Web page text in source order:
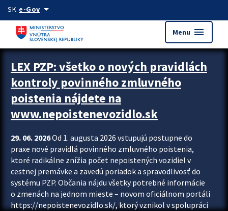
Preskocit na hlavný obsah
SK e-Govarrow_drop_down
Menu menu
Zastavit automatický posun upútavok
LEX PZP: všetko o nových pravidlách
kontroly povinného zmluvného
poistenia nájdete na
www.nepoistenevozidlo.sk
29. 06. 2026Od 1. augusta 2026 vstupujú postupne do
praxe nové pravidlá povinného zmluvného poistenia,
ktoré radikálne znížia počet nepoistených vozidiel v
cestnej premávke a zavedú poriadok a spravodlivosť do
systému PZP. Občania nájdu všetky potrebné informácie
o zmenách na jednom mieste – novom oficiálnom portáli
https://nepoistenevozidlo.sk/, ktorý vznikol v spolupráci